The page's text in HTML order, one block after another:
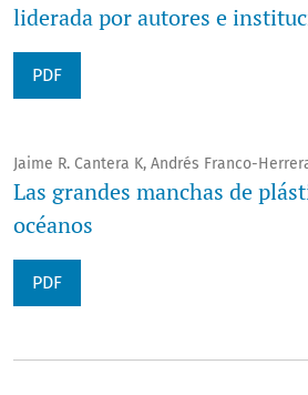
liderada por autores e
PDF
Jaime R. Cantera K, Andrés Franco-
Las grandes manchas de
océanos
PDF